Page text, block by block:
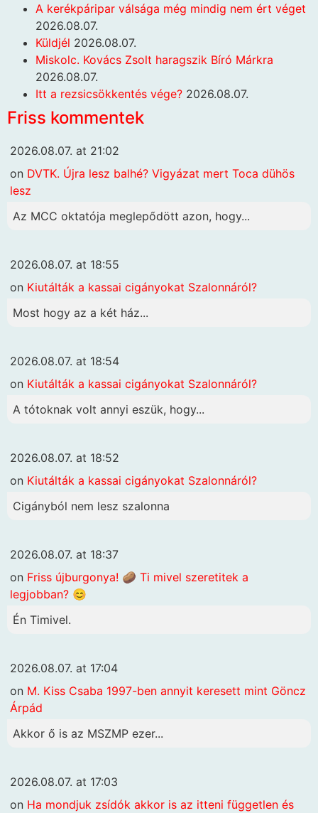
A kerékpáripar válsága még mindig nem ért véget
2026.08.07.
Küldjél 2026.08.07.
Miskolc. Kovács Zsolt haragszik Bíró Márkra
2026.08.07.
Itt a rezsicsökkentés vége? 2026.08.07.
Friss kommentek
2026.08.07. at 21:02
on DVTK. Újra lesz balhé? Vigyázat mert Toca dühös
lesz
Az MCC oktatója meglepődött azon, hogy...
2026.08.07. at 18:55
on Kiutálták a kassai cigányokat Szalonnáról?
Most hogy az a két ház...
2026.08.07. at 18:54
on Kiutálták a kassai cigányokat Szalonnáról?
A tótoknak volt annyi eszük, hogy...
2026.08.07. at 18:52
on Kiutálták a kassai cigányokat Szalonnáról?
Cigányból nem lesz szalonna
2026.08.07. at 18:37
on Friss újburgonya! 🥔 Ti mivel szeretitek a
legjobban? 😊
Én Timivel.
2026.08.07. at 17:04
on M. Kiss Csaba 1997-ben annyit keresett mint Göncz
Árpád
Akkor ő is az MSZMP ezer...
2026.08.07. at 17:03
on Ha mondjuk zsídók akkor is az itteni független és